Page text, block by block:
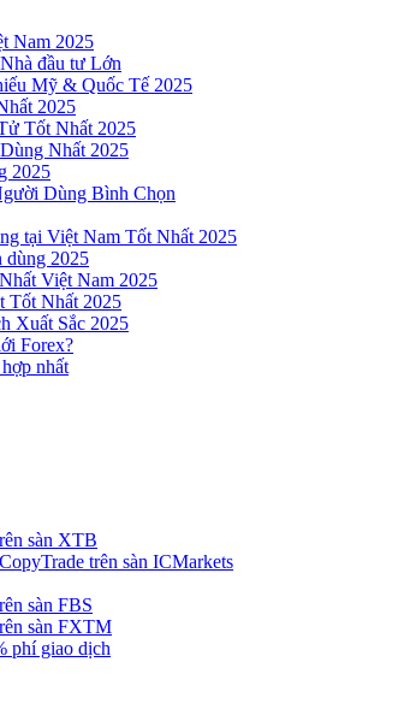
Nam 2025
đầu tư Lớn
Mỹ & Quốc Tế 2025
2025
Tốt Nhất 2025
Nhất 2025
2025
Dùng Bình Chọn
tại Việt Nam Tốt Nhất 2025
dùng 2025
Việt Nam 2025
Tốt Nhất 2025
Xuất Sắc 2025
Forex?
nhất
sàn XTB
trên sàn ICMarkets
sàn FBS
sàn FXTM
phí giao dịch